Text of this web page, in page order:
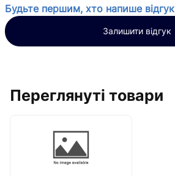
Будьте першим, хто напише відгук
Залишити відгук
Переглянуті товари